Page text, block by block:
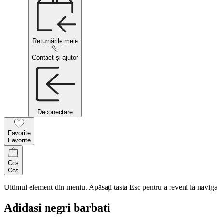
Returnările mele
Contact și ajutor
Deconectare
Favorite
Favorite
Coș
Coș
Ultimul element din meniu. Apăsați tasta Esc pentru a reveni la
Adidasi negri barbati